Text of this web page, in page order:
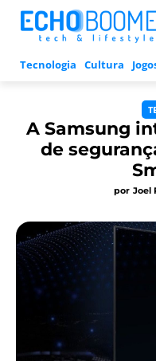
Tecnologia Cultura
A Samsung
de
por Joel